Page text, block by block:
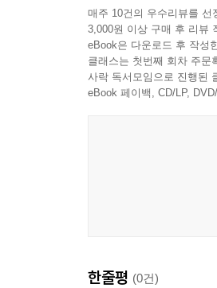
매주 10건의 우수리뷰를
3,000원 이상 구매 후 리뷰
eBook은 다운로드 후 작성
클래스는 첫번째 회차 주문
사락 독서모임으로 진행된
eBook 페이백, CD/LP,
한줄평 (0건)